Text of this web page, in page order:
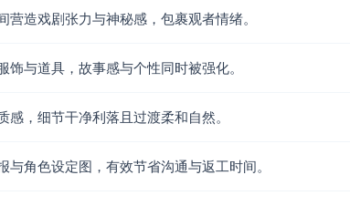
造戏剧张力与神秘感，包裹观者情绪。
与道具，故事感与个性同时被强化。
，细节干净利落且过渡柔和自然。
角色设定图，有效节省沟通与返工时间。